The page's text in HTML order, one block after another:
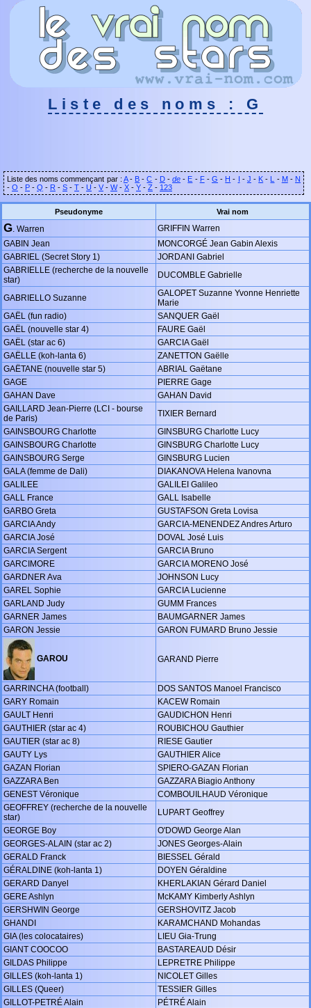
Liste des noms : G
Liste des noms commençant par : A- B -C - D-de - E - F- G - H - I - J - K - L - M- N
- O - P - Q - R - S - T - U - V - W- X - Y - Z - 123
Pseudonyme Vrai nom
G. Warren
GRIFFIN Warren
GABIN Jean
MONCORGÉ Jean Gabin Alexis
GABRIEL (Secret Story 1)
JORDANI Gabriel
GABRIELLE (recherche de la nouvelle
star)
DUCOMBLE Gabrielle
GABRIELLO Suzanne
GALOPET Suzanne Yvonne Henriette
Marie
GAËL (fun radio)
SANQUER Gaël
GAËL (nouvelle star 4)
FAURE Gaël
GAËL (star ac 6)
GARCIA Gaël
GAËLLE (koh-lanta 6)
ZANETTON Gaëlle
GAËTANE (nouvelle star 5)
ABRIAL Gaëtane
GAGE
PIERRE Gage
GAHAN Dave
GAHAN David
GAILLARD Jean-Pierre (LCI - bourse
de Paris)
TIXIER Bernard
GAINSBOURG Charlotte
GINSBURG Charlotte Lucy
GAINSBOURG Charlotte
GINSBURG Charlotte Lucy
GAINSBOURG Serge
GINSBURG Lucien
GALA (femme de Dali)
DIAKANOVA Helena Ivanovna
GALILEE
GALILEI Galileo
GALL France
GALL Isabelle
GARBO Greta
GUSTAFSON Greta Lovisa
GARCIA Andy
GARCIA-MENENDEZ Andres Arturo
GARCIA José
DOVAL José Luis
GARCIA Sergent
GARCIA Bruno
GARCIMORE
GARCIA MORENO José
GARDNER Ava
JOHNSON Lucy
GAREL Sophie
GARCIA Lucienne
GARLAND Judy
GUMM Frances
GARNER James
BAUMGARNER James
GARON Jessie
GARON FUMARD Bruno Jessie
GAROU GARAND Pierre
GARRINCHA (football)
DOS SANTOS Manoel Francisco
GARY Romain
KACEW Romain
GAULT Henri
GAUDICHON Henri
GAUTHIER (star ac 4)
ROUBICHOU Gauthier
GAUTIER (star ac 8)
RIESE Gautier
GAUTY Lys
GAUTHIER Alice
GAZAN Florian
SPIERO-GAZAN Florian
GAZZARA Ben
GAZZARA Biagio Anthony
GENEST Véronique
COMBOUILHAUD Véronique
GEOFFREY (recherche de la nouvelle
star)
LUPART Geoffrey
GEORGE Boy
O'DOWD George Alan
GEORGES-ALAIN (star ac 2)
JONES Georges-Alain
GERALD Franck
BIESSEL Gérald
GÉRALDINE (koh-lanta 1)
DOYEN Géraldine
GERARD Danyel
KHERLAKIAN Gérard Daniel
GERE Ashlyn
McKAMY Kimberly Ashlyn
GERSHWIN George
GERSHOVITZ Jacob
GHANDI
KARAMCHAND Mohandas
GIA (les colocataires)
LIEU Gia-Trung
GIANT COOCOO
BASTAREAUD Désir
GILDAS Philippe
LEPRETRE Philippe
GILLES (koh-lanta 1)
NICOLET Gilles
GILLES (Queer)
TESSIER Gilles
GILLOT-PETRÉ Alain
PÉTRÉ Alain